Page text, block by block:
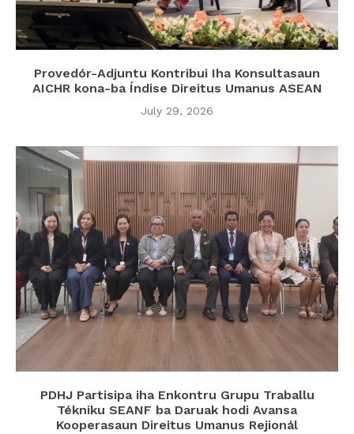
Provedór-Adjuntu Kontribui Iha Konsultasaun
AICHR kona-ba Índise Direitus Umanus ASEAN
July 29, 2026
PDHJ Partisipa iha Enkontru Grupu Traballu
Tékniku SEANF ba Daruak hodi Avansa
Kooperasaun Direitus Umanus Rejionál